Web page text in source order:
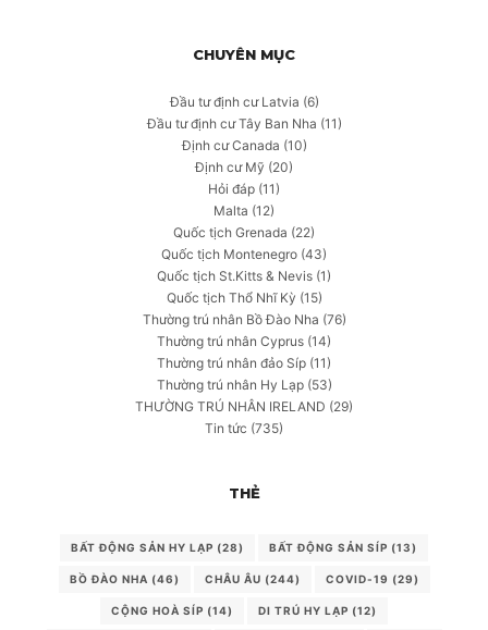
CHUYÊN MỤC
Đầu tư định cư Latvia (6)
Đầu tư định cư Tây Ban Nha (11)
Định cư Canada (10)
Định cư Mỹ (20)
Hỏi đáp (11)
Malta (12)
Quốc tịch Grenada (22)
Quốc tịch Montenegro (43)
Quốc tịch St.Kitts & Nevis (1)
Quốc tịch Thổ Nhĩ Kỳ (15)
Thường trú nhân Bồ Đào Nha (76)
Thường trú nhân Cyprus (14)
Thường trú nhân đảo Síp (11)
Thường trú nhân Hy Lạp(53)
THƯỜNG TRÚ NHÂN IRELAND (29)
Tin tức (735)
THẺ
BẤT ĐỘNG SẢN HY LẠP (28) BẤT ĐỘNG SẢN SÍP (13)
BỒ ĐÀO NHA (46) CHÂU ÂU (244) COVID-19 (29)
CỘNG HOÀ SÍP (14) DI TRÚ HY LẠP (12)